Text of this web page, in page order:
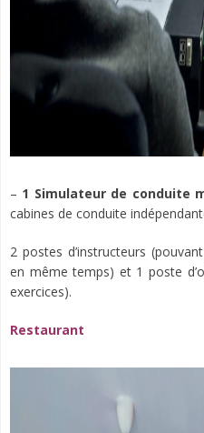
– 1 Simulateur de conduite
cabines de conduite
2 postes d’instructeurs
en même temps) et 1 poste
exercices).
Restaurant